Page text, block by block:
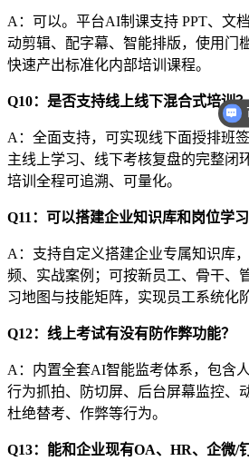
A：可以。平台AI制课支持 PPT、文
动剪辑、配字幕、智能排版，使用门
快速产出标准化内部培训课程。
Q10：是否支持线上线下混合式培训？
A：全面支持，可实现线下面授排班
主线上学习、线下考核复盘的完整闭
培训全程可追溯、可量化。
Q11：可以搭建企业知识库和岗位学习
A：支持自定义搭建企业专属知识库
频、实战案例；可按新员工、骨干、
习地图与技能矩阵，实现员工系统化
Q12：线上考试有没有防作弊功能？
A：内置全套AI智能监考体系，包含
行为抓拍、防切屏、后台屏幕监控、
杜绝替考、作弊等行为。
Q13：能和企业现有OA、HR、企微/